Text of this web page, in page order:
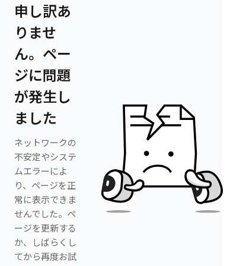
申し訳あ
りませ
ん。ペー
ジに問題
が発生し
ました
ネットワークの
不安定やシステ
ムエラーによ
り、ページを正
常に表示できま
せんでした。ペ
ージを更新する
か、しばらくし
てから再度お試